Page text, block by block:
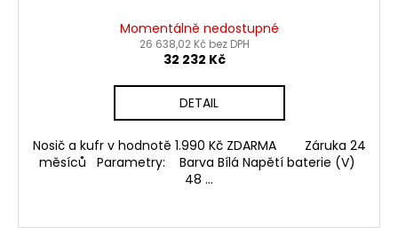
Momentálně nedostupné
26 638,02 Kč bez DPH
32 232 Kč
DETAIL
Nosič a kufr v hodnotě 1.990 Kč ZDARMA Záruka 24
měsíců Parametry: Barva Bílá Napětí baterie (V)
48 ...